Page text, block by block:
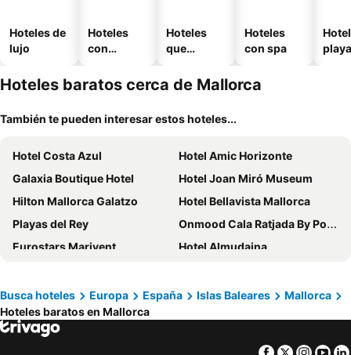
Hoteles de
lujo
Hoteles
con
Hoteles
que
mascotas
Hoteles
con spa
playa
Hoteles baratos cerca de Mallorca
También te pueden interesar estos hoteles...
Hotel Costa Azul
Hotel Amic Horizonte
Galaxia Boutique Hotel
Hotel Joan Miró Museum
Hilton Mallorca Galatzo
Hotel Bellavista Mallorca
Playas del Rey
Onmood Cala Ratjada By Portblue Hotels
Eurostars Marivent
Hotel Almudaina
Hotel Panorama
BQ Belvedere Hotel
Bikini Island & Mountain Hotel Port de Sóller
Kontiki Playa
Busca hoteles Europa España Islas Baleares
Mallorca
Hoteles baratos en Mallorca
Facebook
Twitter